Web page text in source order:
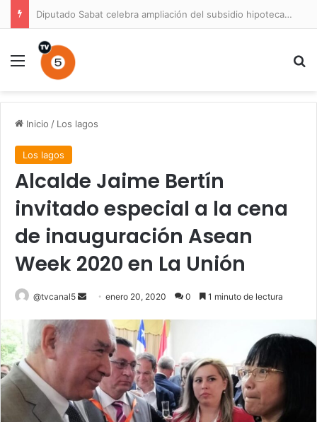
Diputado Sabat celebra ampliación del subsidio hipotecario con viviendas de hasta 6.000 UF
Menú
Inicio / Los lagos
Los lagos
Alcalde Jaime Bertín
invitado especial a la cena
de inauguración Asean
Week 2020 en La Unión
@tvcanal5
Send
email
enero 20, 2020 0 1 minuto de lectura